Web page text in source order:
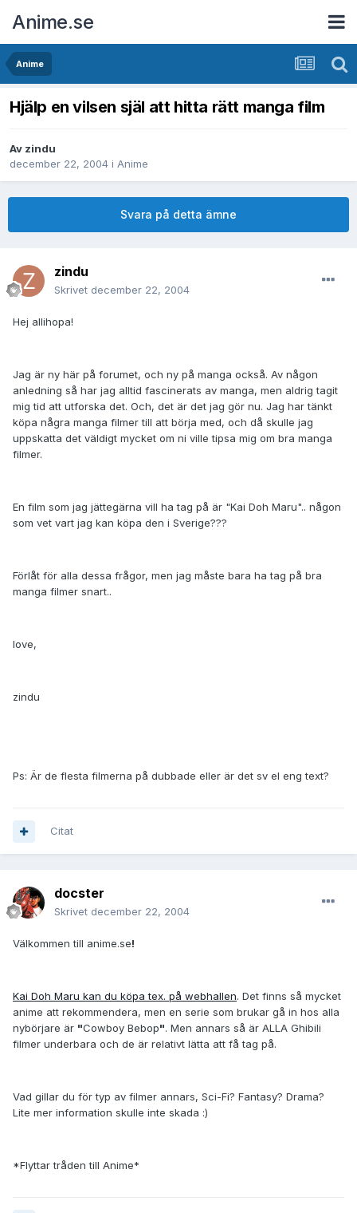
Anime.se
Anime
Hjälp en vilsen själ att hitta rätt manga film
Av zindu
december 22, 2004 i Anime
Svara på detta ämne
zindu
Skrivet december 22, 2004
Hej allihopa!
Jag är ny här på forumet, och ny på manga också. Av någon
anledning så har jag alltid fascinerats av manga, men aldrig tagit
mig tid att utforska det. Och, det är det jag gör nu. Jag har tänkt
köpa några manga filmer till att börja med, och då skulle jag
uppskatta det väldigt mycket om ni ville tipsa mig om bra manga
filmer.
En film som jag jättegärna vill ha tag på är "Kai Doh Maru".. någon
som vet vart jag kan köpa den i Sverige???
Förlåt för alla dessa frågor, men jag måste bara ha tag på bra
manga filmer snart..
love,
zindu
Ps: Är de flesta filmerna på dubbade eller är det sv el eng text?
Citat
docster
Skrivet december 22, 2004
Välkommen till anime.se!
Kai Doh Maru kan du köpa tex. på webhallen. Det finns så mycket
anime att rekommendera, men en serie som brukar gå in hos alla
nybörjare är "Cowboy Bebop". Men annars så är ALLA Ghibili
filmer underbara och de är relativt lätta att få tag på.
Vad gillar du för typ av filmer annars, Sci-Fi? Fantasy? Drama?
Lite mer information skulle inte skada :)
*Flyttar tråden till Anime*